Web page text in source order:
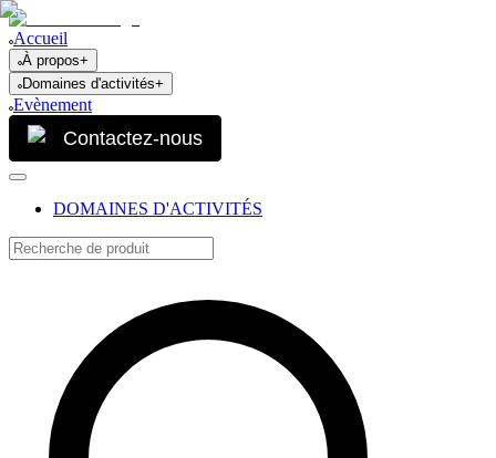
Accueil
À propos+
Domaines d'activités+
Evènement
Contactez-nous
DOMAINES D'ACTIVITÉS